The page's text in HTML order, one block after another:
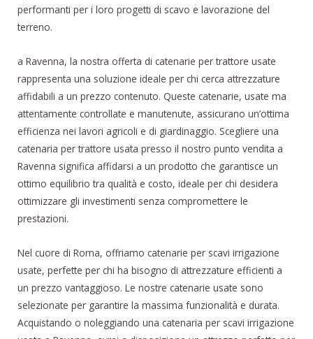
performanti per i loro progetti di scavo e lavorazione del
terreno.
a Ravenna, la nostra offerta di catenarie per trattore usate
rappresenta una soluzione ideale per chi cerca attrezzature
affidabili a un prezzo contenuto. Queste catenarie, usate ma
attentamente controllate e manutenute, assicurano un’ottima
efficienza nei lavori agricoli e di giardinaggio. Scegliere una
catenaria per trattore usata presso il nostro punto vendita a
Ravenna significa affidarsi a un prodotto che garantisce un
ottimo equilibrio tra qualità e costo, ideale per chi desidera
ottimizzare gli investimenti senza compromettere le
prestazioni.
Nel cuore di Roma, offriamo catenarie per scavi irrigazione
usate, perfette per chi ha bisogno di attrezzature efficienti a
un prezzo vantaggioso. Le nostre catenarie usate sono
selezionate per garantire la massima funzionalità e durata.
Acquistando o noleggiando una catenaria per scavi irrigazione